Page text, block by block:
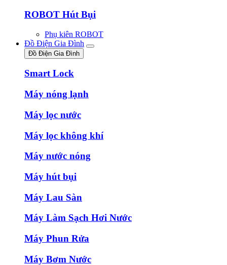
ROBOT Hút Bụi
Phụ kiên ROBOT
Đồ Điện Gia Đình
Đồ Điện Gia Đình
Smart Lock
Máy nóng lạnh
Máy lọc nước
Máy lọc không khí
Máy nước nóng
Máy hút bụi
Máy Lau Sàn
Máy Làm Sạch Hơi Nước
Máy Phun Rửa
Máy Bơm Nước